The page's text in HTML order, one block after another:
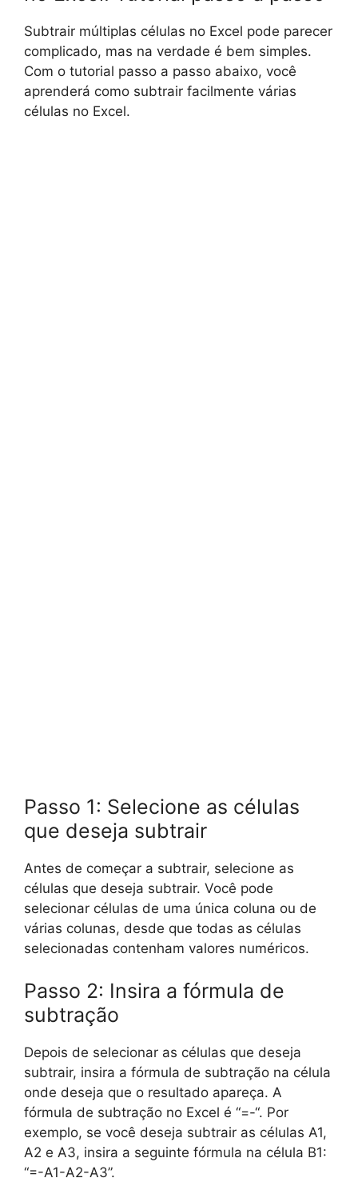
Subtrair múltiplas células no Excel pode parecer
complicado, mas na verdade é bem simples.
Com o tutorial passo a passo abaixo, você
aprenderá como subtrair facilmente várias
células no Excel.
Passo 1: Selecione as células
que deseja subtrair
Antes de começar a subtrair, selecione as
células que deseja subtrair. Você pode
selecionar células de uma única coluna ou de
várias colunas, desde que todas as células
selecionadas contenham valores numéricos.
Passo 2: Insira a fórmula de
subtração
Depois de selecionar as células que deseja
subtrair, insira a fórmula de subtração na célula
onde deseja que o resultado apareça. A
fórmula de subtração no Excel é “=-“. Por
exemplo, se você deseja subtrair as células A1,
A2 e A3, insira a seguinte fórmula na célula B1:
“=-A1-A2-A3”.